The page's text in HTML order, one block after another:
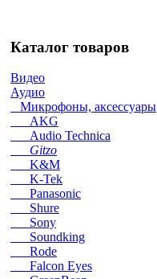
Каталог товаров
Видео
Аудио
Микрофоны, аксессуары
AKG
Audio Technica
Gitzo
K&M
K-Tek
Panasonic
Shure
Sony
Soundking
Rode
Falcon Eyes